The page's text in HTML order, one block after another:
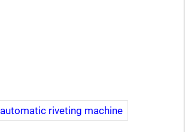
automatic riveting machine